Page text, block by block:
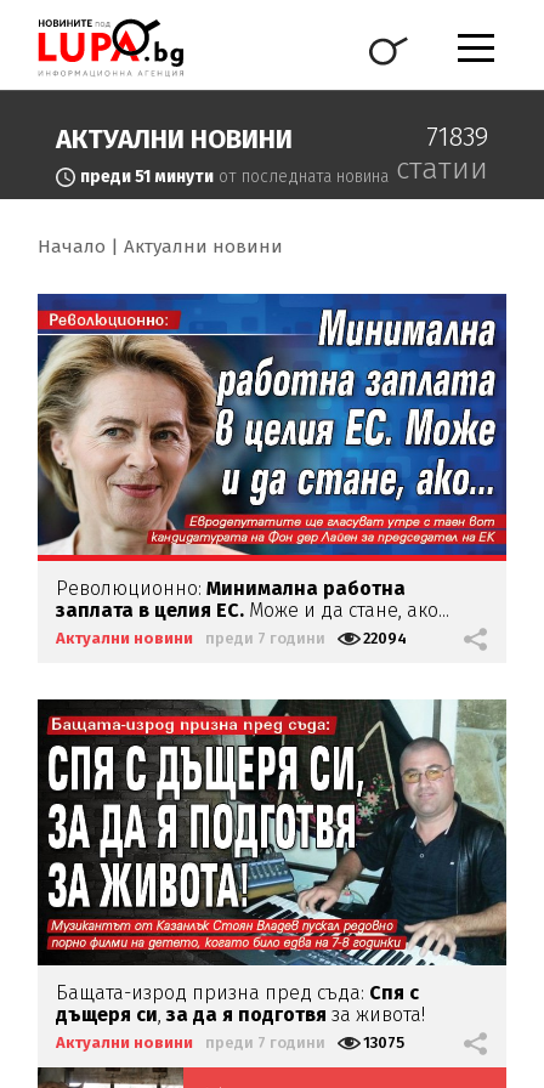
АКТУАЛНИ НОВИНИ
преди 51 минути от последната новина
71839
статии
Начало Актуални новини
Революционно: Минимална работна
заплата в целия ЕС. Може и да стане, ако...
Актуални новини преди 7 години 22094
Бащата-изрод призна пред съда: Спя с
дъщеря си,за да я подготвяза живота!
Актуални новини преди 7 години 13075